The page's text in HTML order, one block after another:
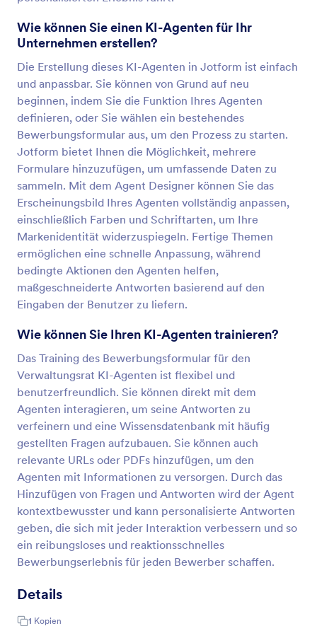
Wie können Sie einen KI-Agenten für Ihr
Unternehmen erstellen?
Die Erstellung dieses KI-Agenten in Jotform ist einfach
und anpassbar. Sie können von Grund auf neu
beginnen, indem Sie die Funktion Ihres Agenten
definieren, oder Sie wählen ein bestehendes
Bewerbungsformular aus, um den Prozess zu starten.
Jotform bietet Ihnen die Möglichkeit, mehrere
Formulare hinzuzufügen, um umfassende Daten zu
sammeln. Mit dem Agent Designer können Sie das
Erscheinungsbild Ihres Agenten vollständig anpassen,
einschließlich Farben und Schriftarten, um Ihre
Markenidentität widerzuspiegeln. Fertige Themen
ermöglichen eine schnelle Anpassung, während
bedingte Aktionen den Agenten helfen,
maßgeschneiderte Antworten basierend auf den
Eingaben der Benutzer zu liefern.
Wie können Sie Ihren KI-Agenten trainieren?
Das Training des Bewerbungsformular für den
Verwaltungsrat KI-Agenten ist flexibel und
benutzerfreundlich. Sie können direkt mit dem
Agenten interagieren, um seine Antworten zu
verfeinern und eine Wissensdatenbank mit häufig
gestellten Fragen aufzubauen. Sie können auch
relevante URLs oder PDFs hinzufügen, um den
Agenten mit Informationen zu versorgen. Durch das
Hinzufügen von Fragen und Antworten wird der Agent
kontextbewusster und kann personalisierte Antworten
geben, die sich mit jeder Interaktion verbessern und so
ein reibungsloses und reaktionsschnelles
Bewerbungserlebnis für jeden Bewerber schaffen.
Details
1 Kopien